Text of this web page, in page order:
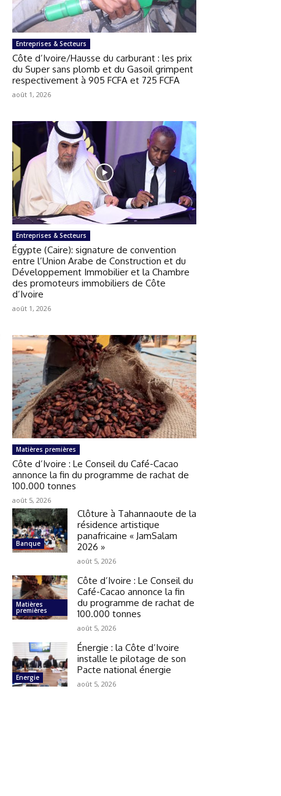
Entreprises & Secteurs
Côte d’Ivoire/Hausse du carburant : les prix
du Super sans plomb et du Gasoil grimpent
respectivement à 905 FCFA et 725 FCFA
août 1, 2026
Entreprises & Secteurs
Égypte (Caire): signature de convention
entre l’Union Arabe de Construction et du
Développement Immobilier et la Chambre
des promoteurs immobiliers de Côte
d’Ivoire
août 1, 2026
Matières premières
Côte d’Ivoire : Le Conseil du Café-Cacao
annonce la fin du programme de rachat de
100.000 tonnes
août 5, 2026
Banque
Clôture à Tahannaoute de la
résidence artistique
panafricaine « JamSalam
2026 »
août 5, 2026
Matières
premières
Côte d’Ivoire : Le Conseil du
Café-Cacao annonce la fin
du programme de rachat de
100.000 tonnes
août 5, 2026
Energie
Énergie : la Côte d’Ivoire
installe le pilotage de son
Pacte national énergie
août 5, 2026